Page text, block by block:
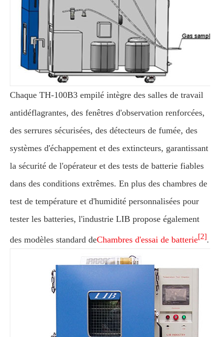
Chaque TH-100B3 empilé intègre des salles de travail
antidéflagrantes, des fenêtres d'observation renforcées,
des serrures sécurisées, des détecteurs de fumée, des
systèmes d'échappement et des extincteurs, garantissant
la sécurité de l'opérateur et des tests de batterie fiables
dans des conditions extrêmes. En plus des chambres de
test de température et d'humidité personnalisées pour
tester les batteries, l'industrie LIB propose également
des modèles standard deChambres d'essai de batterie[2].